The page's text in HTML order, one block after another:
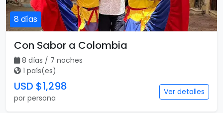
8 días
Con Sabor a Colombia
8 días / 7 noches
1 país(es)
USD $1,298
por persona
Ver detalles